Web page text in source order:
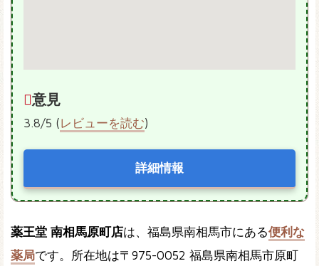
意見
3.8/5 (レビューを読む)
詳細情報
薬王堂 南相馬原町店は、福島県南相馬市にある便利な
薬局です。所在地は〒975-0052 福島県南相馬市原町